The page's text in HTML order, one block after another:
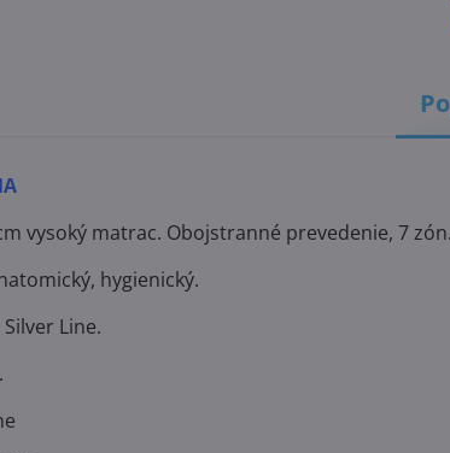
vysoký matrac. Obojstranné prevedenie, 7 zón.
hygienický.
Line.